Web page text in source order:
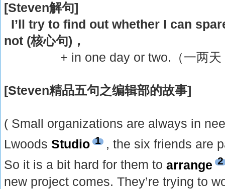
[Steven解句]
I’ll try to find out whether I can
not (核心句)，
+ in one day or two.（一两天：
[Steven精品五句之编辑部的故事]
( Small organizations are always in
LwoodsStudio 1 , the six friends are
So it is a bit hard for them toarrange 2
new project comes. They’re trying to